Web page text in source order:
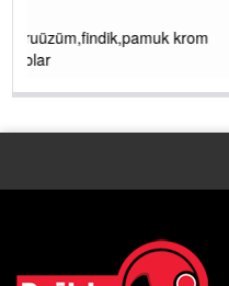
yaz geldi layyy layyy layy
ekmek fabrikası kent
konserleri diyor